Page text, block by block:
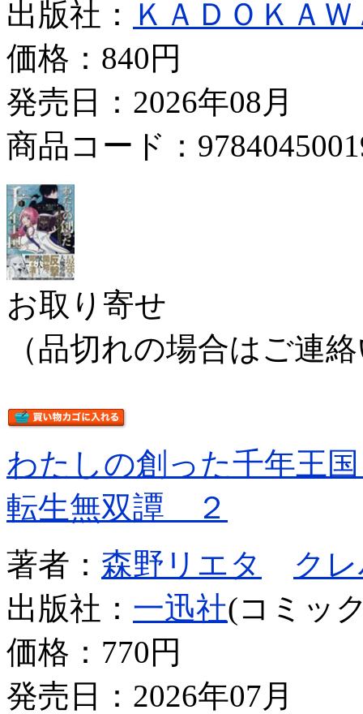
出版社： ＫＡＤＯＫＡＷ
価格： 840円
発売日：2026年08月
商品コード：
お取り寄せ
（品切れの場合はご連
わたしの創った千年王
転生無双譚 ２
著者： 森野リエタ
ク
出版社： 一迅社(コミッ
価格： 770円
発売日：2026年07月